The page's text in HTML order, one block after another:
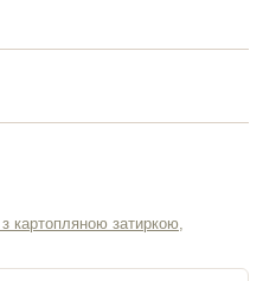
з картопляною затиркою,